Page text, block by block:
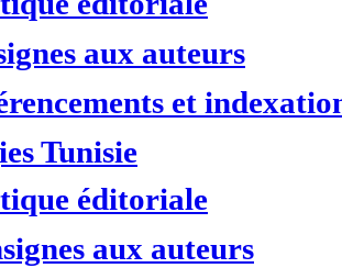
aux auteurs
et
Tunisie
éditoriale
aux auteurs